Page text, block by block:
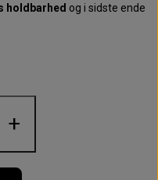
rækker - 8D
rækker - 8D
rækker - 10D
holdbarhed og i sidste ende
+